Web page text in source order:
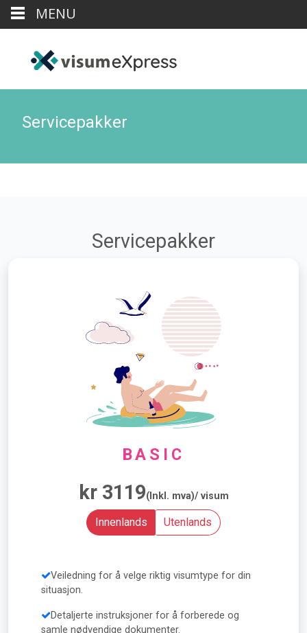
Servicepakker
Servicepakker
BASIC
kr 3119(Inkl. mva)/ visum
Innenlands Utenlands
Veiledning for å velge riktig visumtype for din
situasjon.
Detaljerte instruksjoner for å forberede og
samle nødvendige dokumenter.
MENU